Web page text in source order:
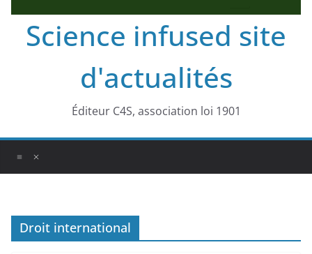
Science infused site
d'actualités
Éditeur C4S, association loi 1901
Droit international